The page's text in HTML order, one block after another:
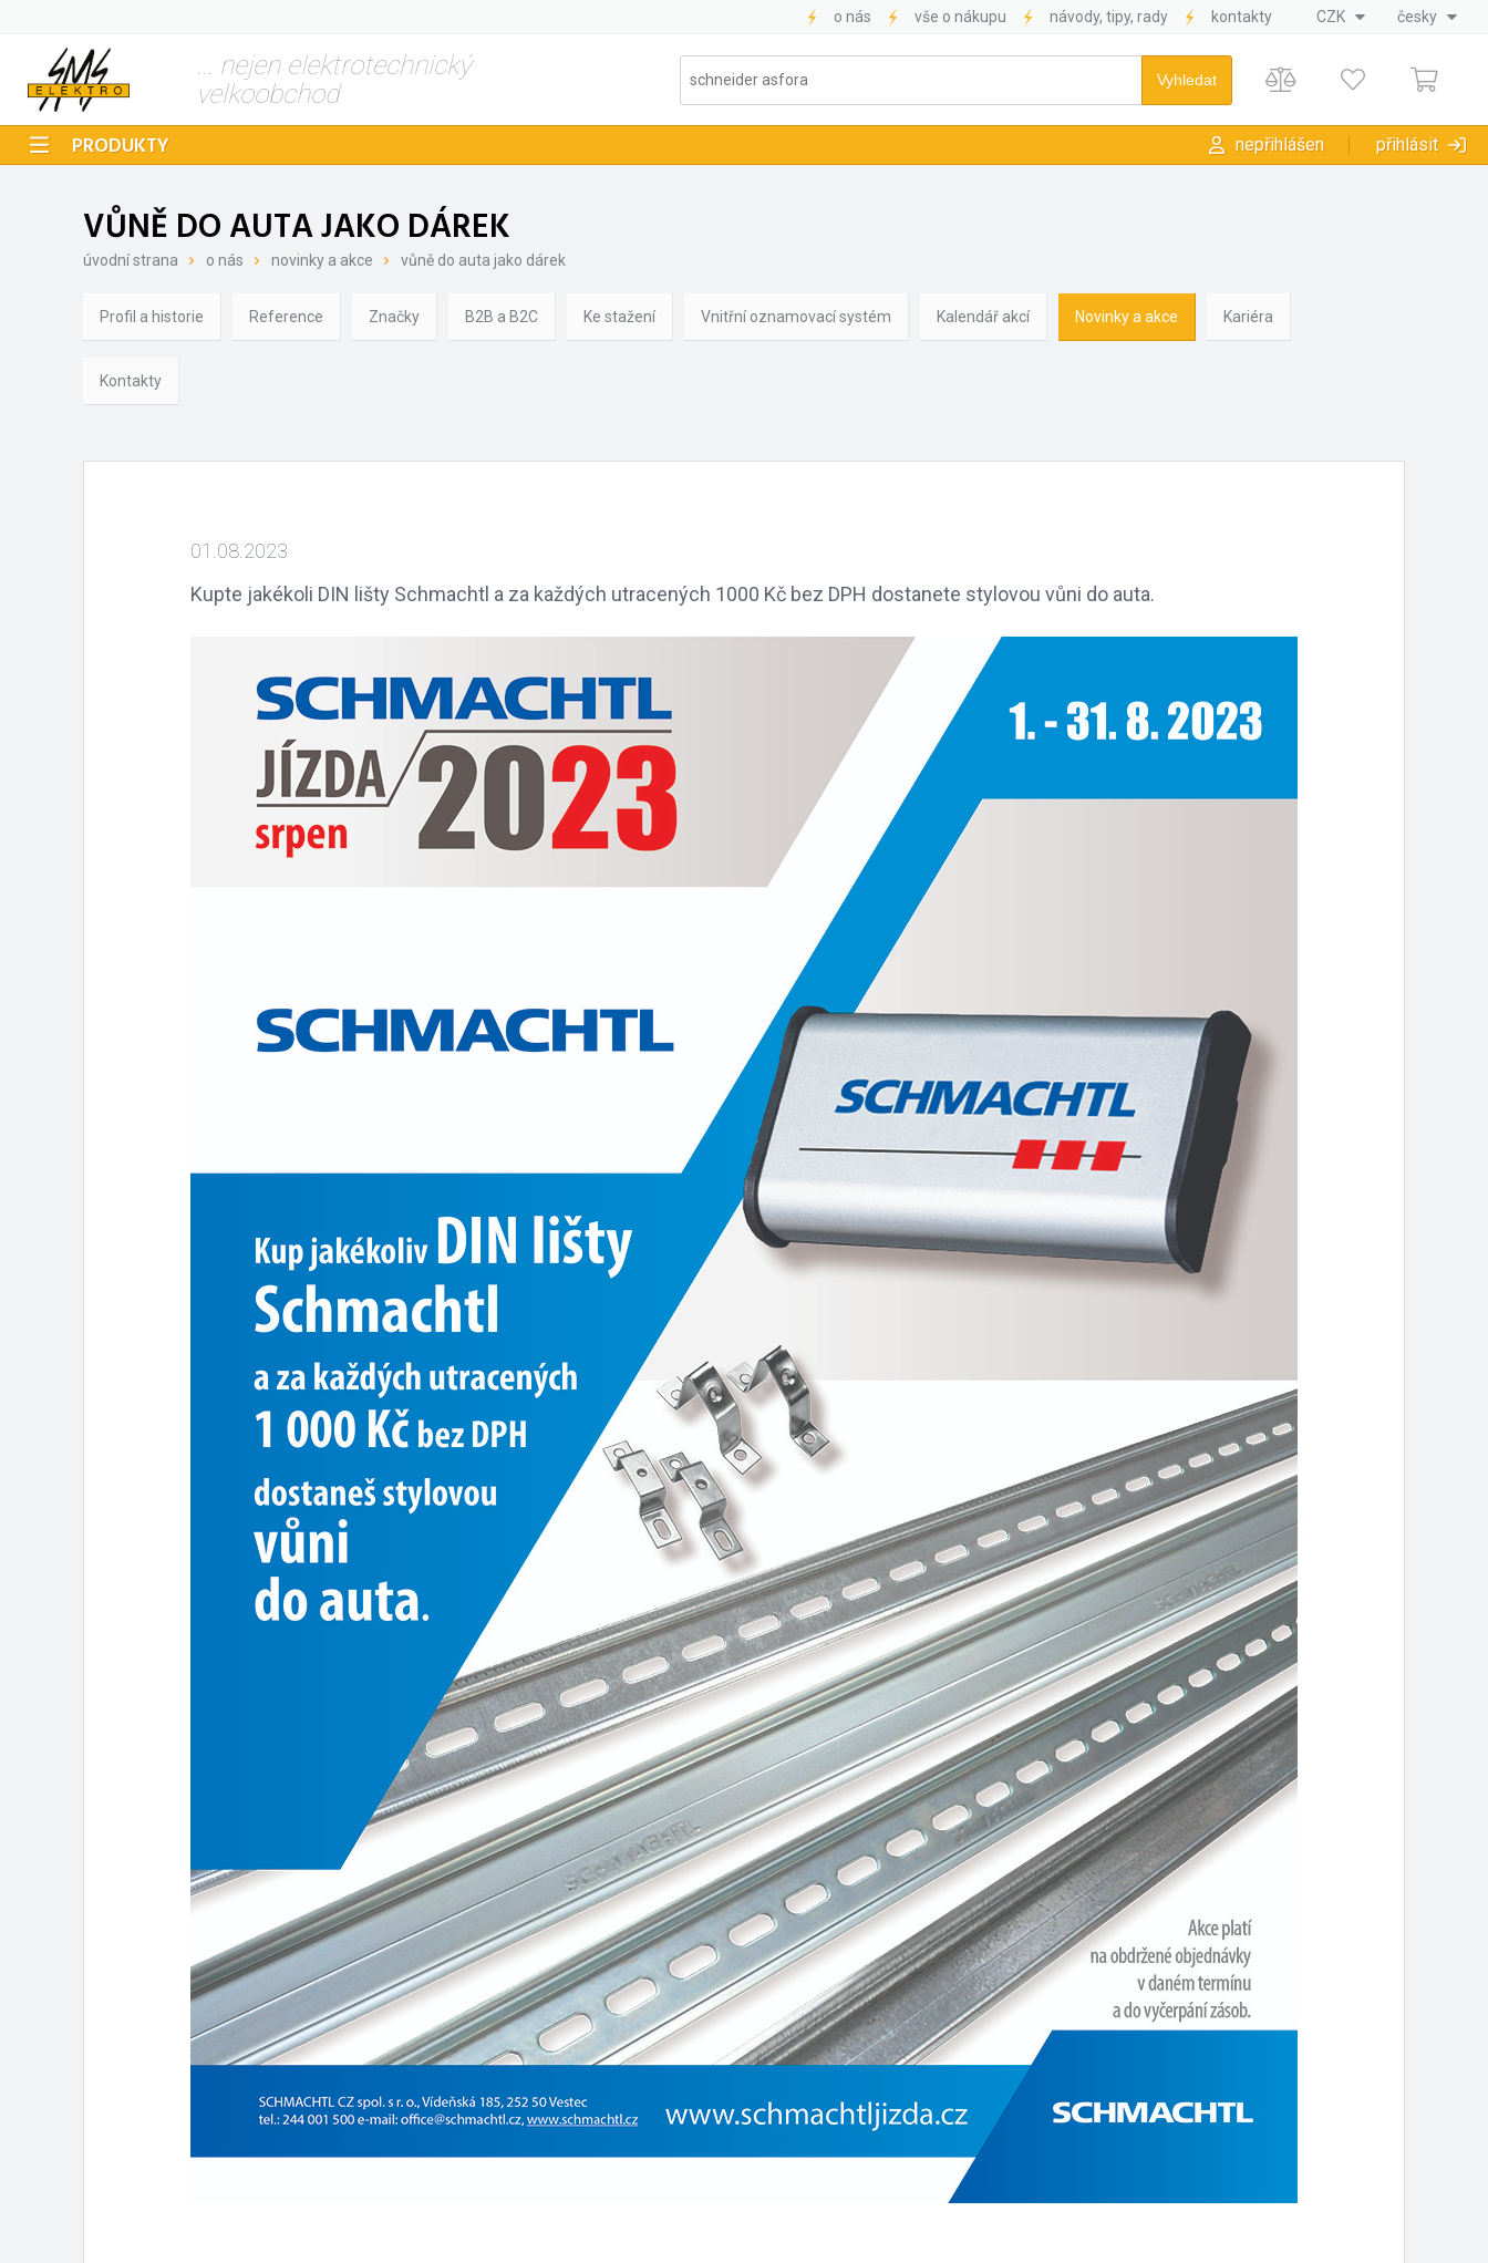
o nás vše o nákupu návody, tipy, rady kontakty CZK česky
... nejen elektrotechnický
velkoobchod
PRODUKTY nepřihlášen přihlásit
VŮNĚ DO AUTA JAKO DÁREK
úvodní strana o nás novinky a akce vůně do auta jako dárek
Profil a historie Reference Značky B2B a B2C Ke stažení Vnitřní oznamovací systém Kalendář akcí Novinky a akce Kariéra
Kontakty
01.08.2023
Kupte jakékoli DIN lišty Schmachtl a za každých utracených 1000 Kč bez DPH dostanete stylovou vůni do auta.